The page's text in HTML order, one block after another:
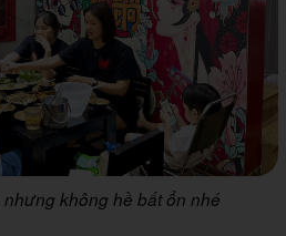
không hề bất ổn nhé